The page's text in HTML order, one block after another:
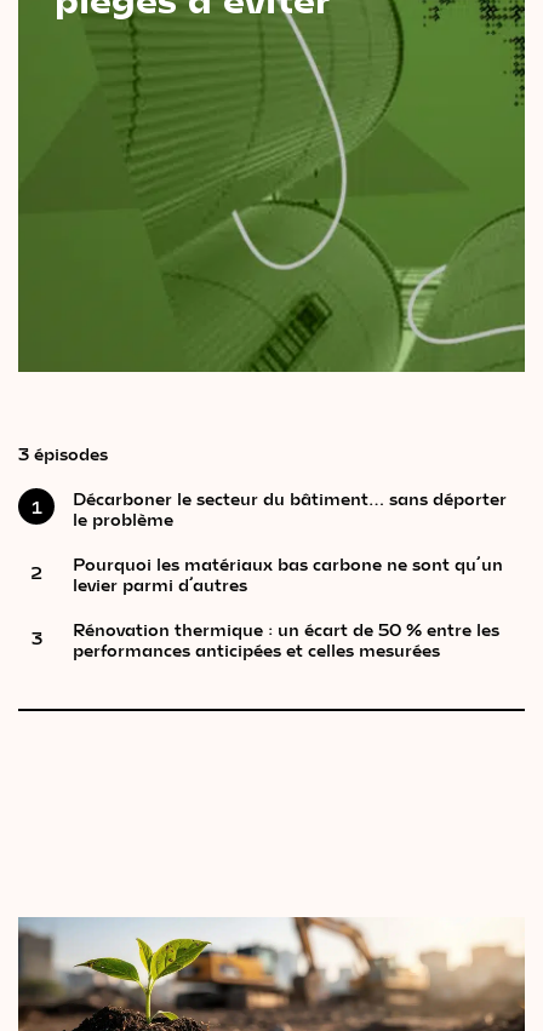
magazine
&
3 épisodes
1
Décarboner le secteur du bâtiment… sans déporter
le problème
2
Pourquoi les matériaux bas carbone ne sont qu’un
levier parmi d’autres
3
Rénovation thermique : un écart de 50 % entre les
performances anticipées et celles mesurées